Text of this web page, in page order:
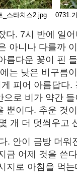
_스타치스2.jpg 0731.
다. 7시 반에 일
아니나 다를까
름다운 꽃이 핀
는 낮은 비구름
피어 아름답다.
로 비가 약간
뿐이다. 추운 것
개 더 덧씌우고
. 안이 금방 더워
금 어제 것을 쓴
지로 아침을 먹